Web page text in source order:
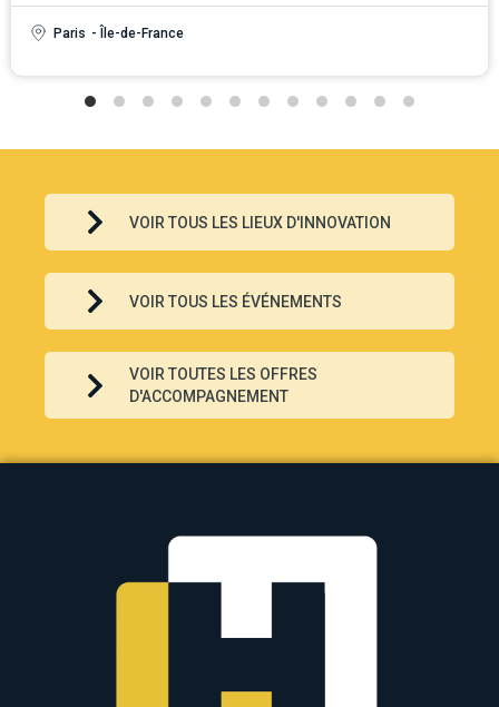
Paris - Île-de-France
VOIR TOUS LES LIEUX D'INNOVATION
VOIR TOUS LES ÉVÉNEMENTS
VOIR TOUTES LES OFFRES
D'ACCOMPAGNEMENT